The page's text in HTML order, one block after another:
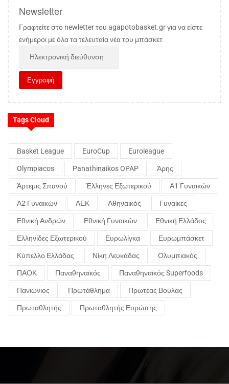
Newsletter
Γραφτείτε στο newletter του agapotobasket.gr για να είστε
ενήμεροι με όλα τα τελευταία νέα του μπάσκετ
Tags Cloud
Basket League EuroCup Euroleague
Olympiacos Panathinaikos OPAP Άρης
Άρτεμις Σπανού Έλληνες Εξωτερικού Α1 Γυναικών
Α2 Γυναικών ΑΕΚ Αθηναικός Γυναίκες
Εθνική Ανδρών Εθνική Γυναικών Εθνική Ελλάδος
Ελληνίδες Εξωτερικού Ευρωλίγκα Ευρωμπάσκετ
Κύπελλο Ελλάδας Νίκη Λευκάδας Ολυμπιακός
ΠΑΟΚ Παναθηναϊκός Παναθηναϊκός Superfoods
Πανιώνιος Πρωτάθλημα Πρωτέας Βούλας
Πρωταθλητής Πρωταθλητής Ευρώπης